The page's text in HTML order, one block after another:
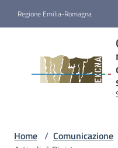
Regione Emilia-Romagna
Home / Comunicazione